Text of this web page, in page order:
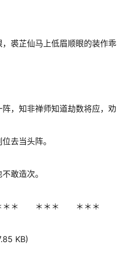
裘芷仙马上低眉顺眼的装作乖
，知非禅师知道劫数将应，劝
去当头阵。
敢造次。
＊ ＊＊＊
KB)